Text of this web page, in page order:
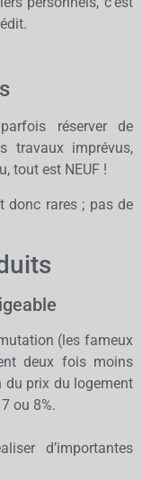
réserver de
travaux imprévus,
tout est NEUF !
donc rares ; pas de
(les fameux
deux fois moins
du prix du logement
ou 8%.
d’importantes